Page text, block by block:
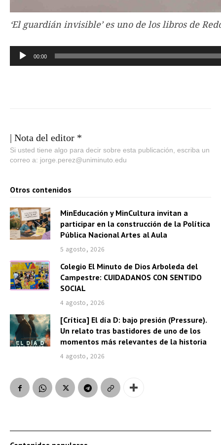
‘El guardián invisible’ es uno de los libros de
00:00
| Nota del editor *
Si usted tiene algo para decir sobre esta publicación, escriba un
correo a: jorge.perez@uniminuto.edu
Otros contenidos
MinEducación y MinCultura invitan a
participar en la construcción de la Política
Pública Nacional Artes al Aula
5 agosto, 2026
Colegio El Minuto de Dios Arboleda del
Campestre: CUIDADANOS CON SENTIDO
SOCIAL
4 agosto, 2026
[Crítica] El día D: bajo presión (Pressure).
Un relato tras bastidores de uno de los
momentos más relevantes de la historia
4 agosto, 2026